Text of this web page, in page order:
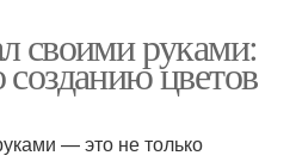
своими руками:
созданию цветов
— это не только